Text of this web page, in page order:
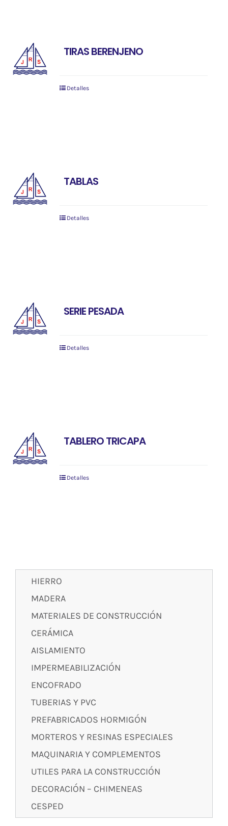
TIRAS BERENJENO
Detalles
TABLAS
Detalles
SERIE PESADA
Detalles
TABLERO TRICAPA
Detalles
HIERRO
MADERA
MATERIALES DE CONSTRUCCIÓN
CERÁMICA
AISLAMIENTO
IMPERMEABILIZACIÓN
ENCOFRADO
TUBERIAS Y PVC
PREFABRICADOS HORMIGÓN
MORTEROS Y RESINAS ESPECIALES
MAQUINARIA Y COMPLEMENTOS
UTILES PARA LA CONSTRUCCIÓN
DECORACIÓN – CHIMENEAS
CESPED